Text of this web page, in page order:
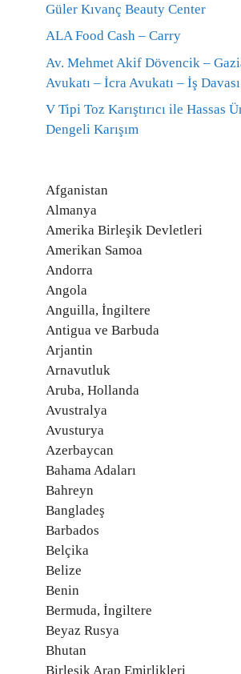
Güler Kıvanç Beauty Center
ALA Food Cash – Carry
Av. Mehmet Akif Dövencik –
Avukatı – İcra Avukatı – İş
V Tipi Toz Karıştırıcı ile Hassas
Dengeli Karışım
Afganistan
Almanya
Amerika Birleşik Devletleri
Amerikan Samoa
Andorra
Angola
Anguilla, İngiltere
Antigua ve Barbuda
Arjantin
Arnavutluk
Aruba, Hollanda
Avustralya
Avusturya
Azerbaycan
Bahama Adaları
Bahreyn
Bangladeş
Barbados
Belçika
Belize
Benin
Bermuda, İngiltere
Beyaz Rusya
Bhutan
Birleşik Arap Emirlikleri